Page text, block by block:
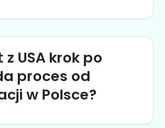
USA krok po
proces od
w Polsce?